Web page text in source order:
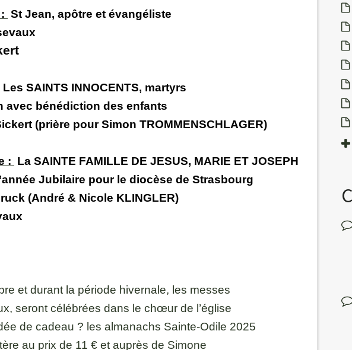
St Jean, apôtre et évangéliste
Les SAINTS INNOCENTS, martyrs
avec bénédiction des enfants
(prière pour Simon TROMMENSCHLAGER)
: La SAINTE FAMILLE DE JESUS, MARIE ET JOSEPH
Jubilaire pour le diocèse de Strasbourg
(André & Nicole KLINGLER)
et durant la période hivernale, les messes
seront célébrées dans le chœur de l’église
de cadeau ? les almanachs Sainte-Odile 2025
au prix de 11 € et auprès de Simone